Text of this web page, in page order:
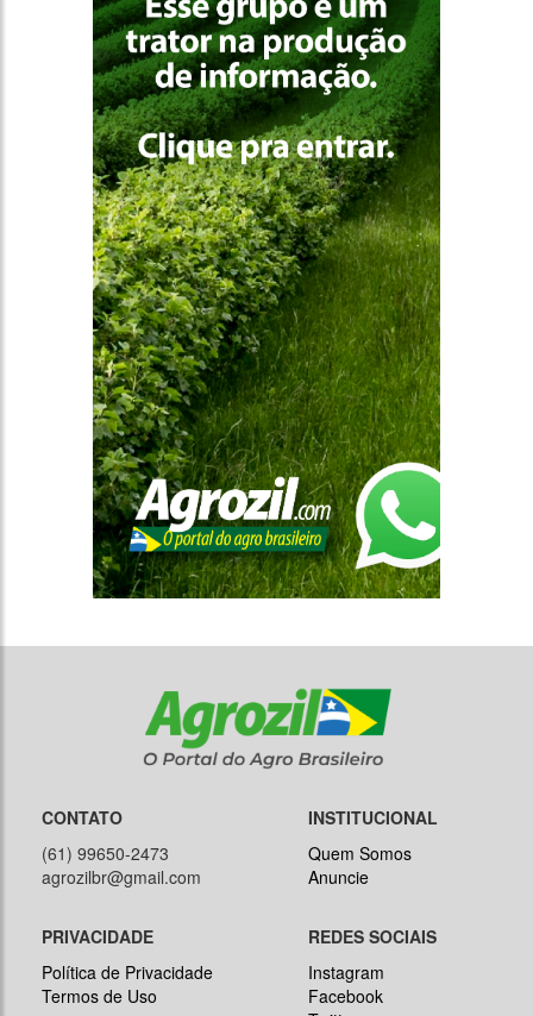
CONTATO
(61) 99650-2473
agrozilbr@gmail.com
INSTITUCIONAL
Quem Somos
Anuncie
PRIVACIDADE
Política de Privacidade
Termos de Uso
REDES SOCIAIS
Instagram
Facebook